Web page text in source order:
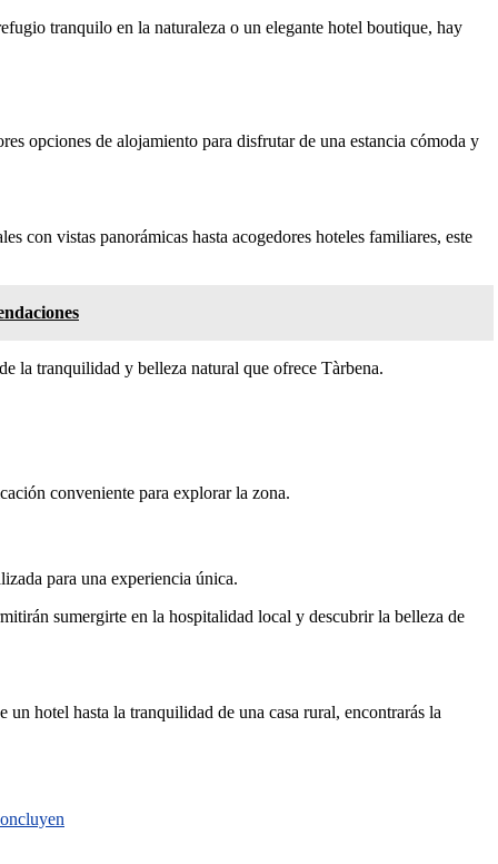
tranquilo en la naturaleza o un elegante hotel boutique, hay
opciones de alojamiento para disfrutar de una estancia cómoda y
con vistas panorámicas hasta acogedores hoteles familiares, este
la tranquilidad y belleza natural que ofrece Tàrbena.
conveniente para explorar la zona.
para una experiencia única.
sumergirte en la hospitalidad local y descubrir la belleza de
hotel hasta la tranquilidad de una casa rural, encontrarás la